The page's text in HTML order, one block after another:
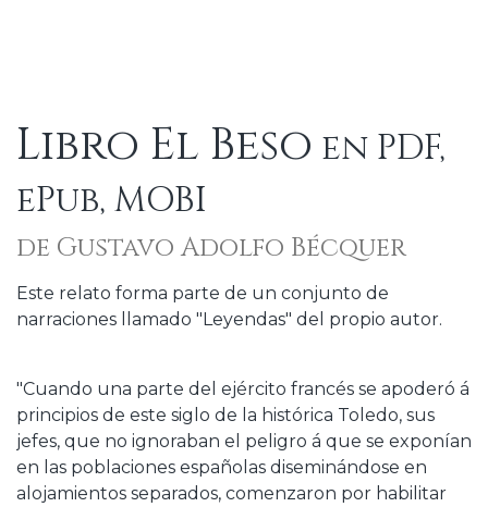
Libro El Beso en PDF,
ePub, MOBI
de Gustavo Adolfo Bécquer
Este relato forma parte de un conjunto de
narraciones llamado "Leyendas" del propio autor.
"Cuando una parte del ejército francés se apoderó á
principios de este siglo de la histórica Toledo, sus
jefes, que no ignoraban el peligro á que se exponían
en las poblaciones españolas diseminándose en
alojamientos separados, comenzaron por habilitar